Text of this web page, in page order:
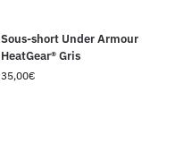
Sous-short Under Armour
HeatGear® Gris
35,00€